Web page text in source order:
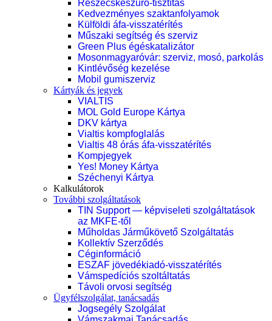
Részecskeszűrő-tisztítás
Kedvezményes szaktanfolyamok
Külföldi áfa-visszatérítés
Műszaki segítség és szerviz
Green Plus égéskatalizátor
Mosonmagyaróvár: szerviz, mosó, parkolás
Kintlévőség kezelése
Mobil gumiszerviz
Kártyák és jegyek
VIALTIS
MOL Gold Europe Kártya
DKV kártya
Vialtis kompfoglalás
Vialtis 48 órás áfa-visszatérítés
Kompjegyek
Yes! Money Kártya
Széchenyi Kártya
Kalkulátorok
További szolgáltatások
TIN Support — képviseleti szolgáltatások
az MKFE-től
Műholdas Járműkövető Szolgáltatás
Kollektív Szerződés
Céginformáció
ESZAF jövedékiadó-visszatérítés
Vámspedíciós szoltáltatás
Távoli orvosi segítség
Ügyfélszolgálat, tanácsadás
Jogsegély Szolgálat